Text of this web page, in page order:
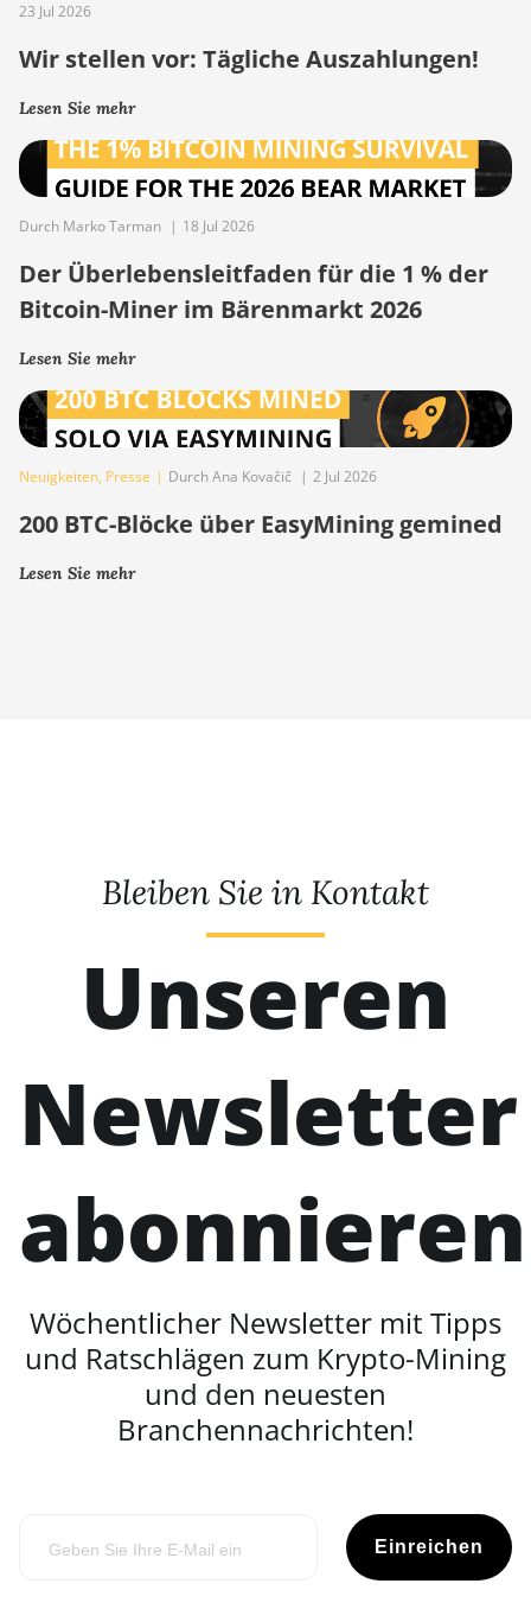
23 Jul 2026
Wir stellen vor: Tägliche Auszahlungen!
Lesen Sie mehr
Durch Marko Tarman | 18 Jul 2026
Der Überlebensleitfaden für die 1 % der
Bitcoin-Miner im Bärenmarkt 2026
Lesen Sie mehr
Neuigkeiten, Presse | Durch Ana Kovačič | 2 Jul 2026
200 BTC-Blöcke über EasyMining gemined
Lesen Sie mehr
Bleiben Sie in Kontakt
Unseren
Newsletter
abonnieren
Wöchentlicher Newsletter mit Tipps
und Ratschlägen zum Krypto-Mining
und den neuesten
Branchennachrichten!
Einreichen